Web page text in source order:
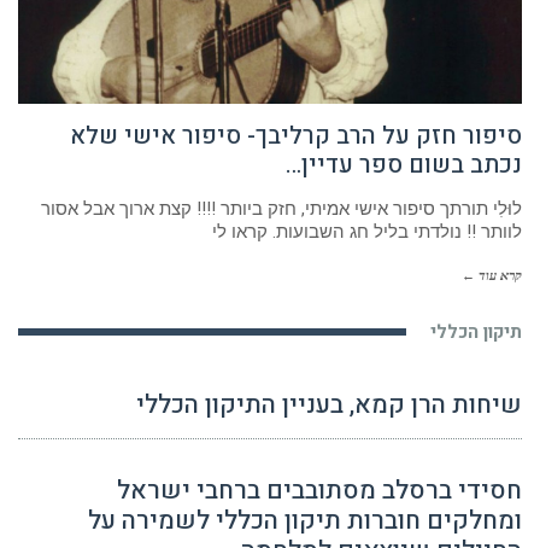
סיפור חזק על הרב קרליבך- סיפור אישי שלא
נכתב בשום ספר עדיין…
לוּלִי תורתך סיפור אישי אמיתי, חזק ביותר !!!! קצת ארוך אבל אסור
לוותר !! נולדתי בליל חג השבועות. קראו לי
קרא עוד ←
תיקון הכללי
שיחות הרן קמא, בעניין התיקון הכללי
חסידי ברסלב מסתובבים ברחבי ישראל
ומחלקים חוברות תיקון הכללי לשמירה על